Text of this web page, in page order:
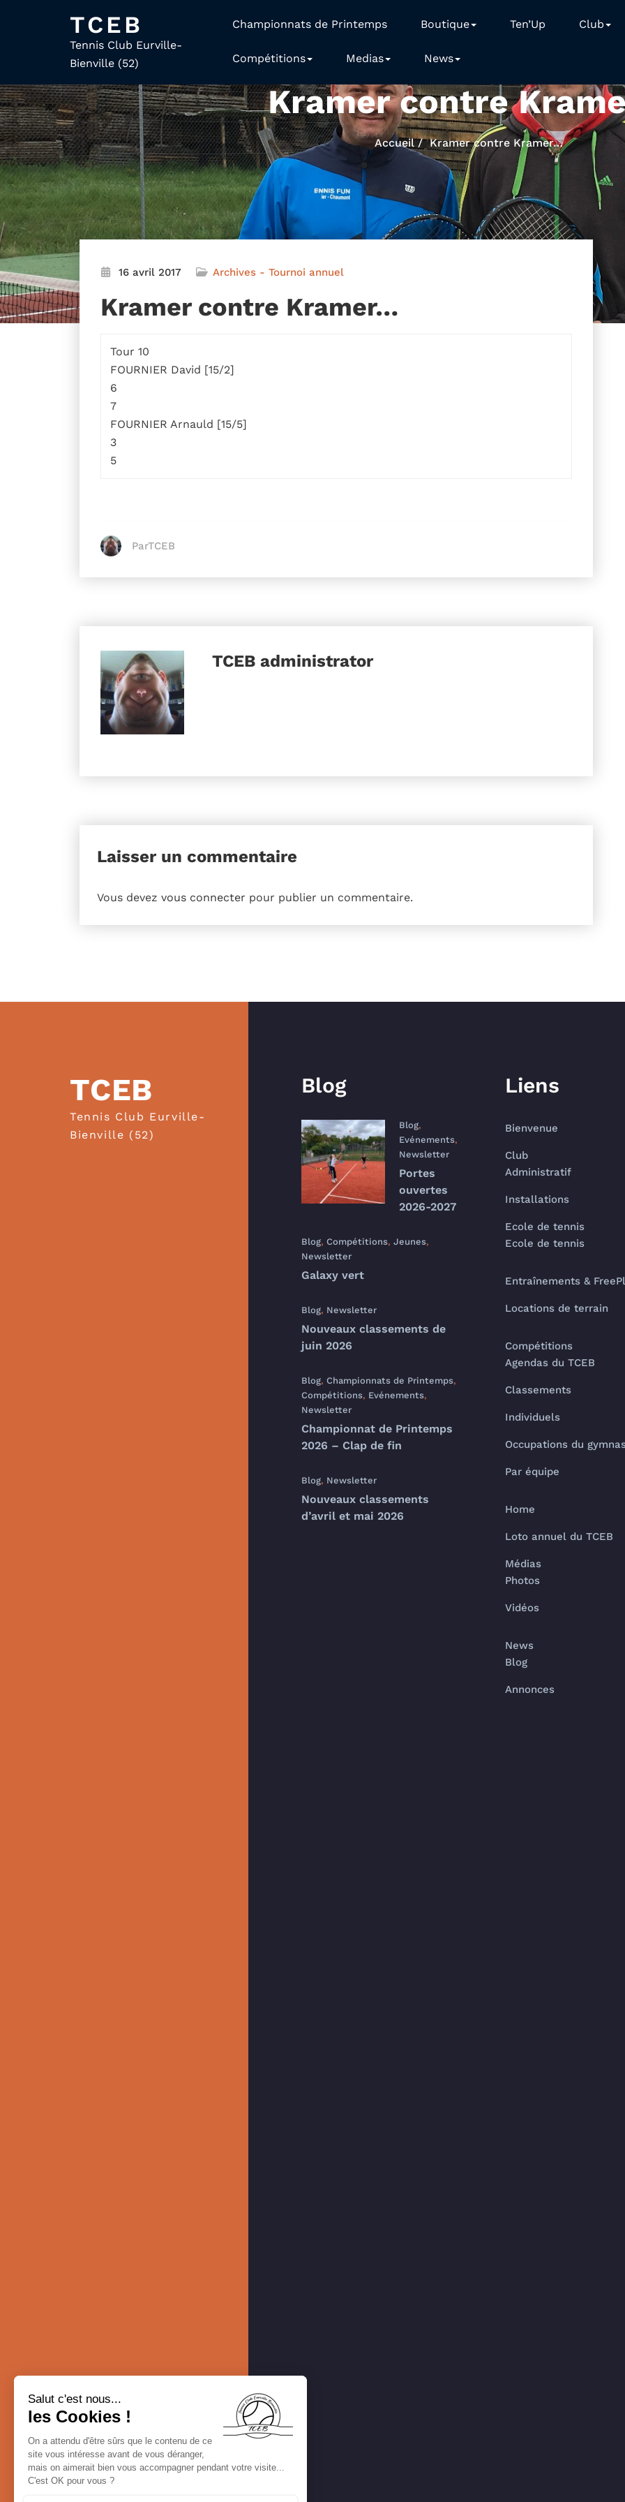
TCEB
Tennis Club Eurville-
Bienville (52)
Championnats de Printemps Boutique Ten’Up Club
Compétitions Medias News
Kramer contre
Accueil Kramer contre Kramer…
16 avril 2017 Archives - Tournoi annuel
Kramer contre Kramer…
Tour 10
FOURNIER David [15/2]
6
7
FOURNIER Arnauld [15/5]
3
5
ParTCEB
TCEB administrator
Laisser un commentaire
Vous devez vous connecter pour publier un commentaire.
TCEB
Tennis Club Eurville-
Bienville (52)
Blog
Blog,
Evénements,
Newsletter
Portes
ouvertes
2026-2027
Blog, Compétitions, Jeunes,
Newsletter
Galaxy vert
Blog, Newsletter
Nouveaux classements de
juin 2026
Blog, Championnats de Printemps,
Compétitions, Evénements,
Newsletter
Championnat de Printemps
2026 – Clap de fin
Blog, Newsletter
Nouveaux classements
d’avril et mai 2026
Liens
Bienvenue
Club
Administratif
Installations
Ecole de tennis
Ecole de tennis
Entraînements &
Locations de terrain
Compétitions
Agendas du TCEB
Classements
Individuels
Occupations du
Par équipe
Home
Loto annuel du TCEB
Médias
Photos
Vidéos
News
Blog
Annonces